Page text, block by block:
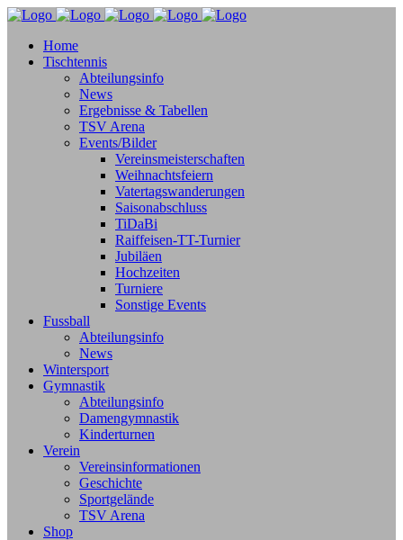
Home
Tischtennis
Abteilungsinfo
News
Ergebnisse & Tabellen
TSV Arena
Events/Bilder
Vereinsmeisterschaften
Weihnachtsfeiern
Vatertagswanderungen
Saisonabschluss
TiDaBi
Raiffeisen-TT-Turnier
Jubiläen
Hochzeiten
Turniere
Sonstige Events
Fussball
Abteilungsinfo
News
Wintersport
Gymnastik
Abteilungsinfo
Damengymnastik
Kinderturnen
Verein
Vereinsinformationen
Geschichte
Sportgelände
TSV Arena
Shop